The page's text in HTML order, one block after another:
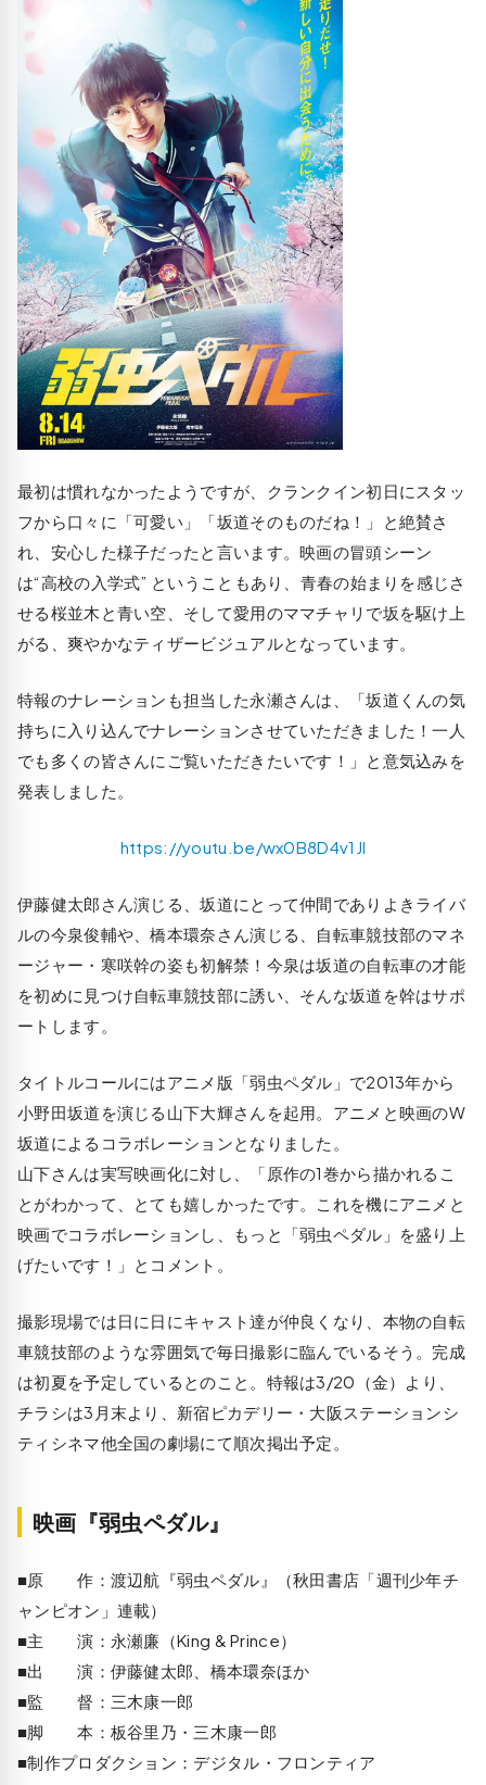
最初は慣れなかったようですが、クランクイン初日にスタッ
フから口々に「可愛い」「坂道そのものだね！」と絶賛さ
れ、安心した様子だったと言います。映画の冒頭シーン
は“高校の入学式” ということもあり、青春の始まりを感じさ
せる桜並木と青い空、そして愛用のママチャリで坂を駆け上
がる、爽やかなティザービジュアルとなっています。
特報のナレーションも担当した永瀬さんは、「坂道くんの気
持ちに入り込んでナレーションさせていただきました！一人
でも多くの皆さんにご覧いただきたいです！」と意気込みを
発表しました。
https://youtu.be/wx0B8D4v1JI
伊藤健太郎さん演じる、坂道にとって仲間でありよきライバ
ルの今泉俊輔や、橋本環奈さん演じる、自転車競技部のマネ
ージャー・寒咲幹の姿も初解禁！今泉は坂道の自転車の才能
を初めに見つけ自転車競技部に誘い、そんな坂道を幹はサポ
ートします。
タイトルコールにはアニメ版「弱虫ペダル」で2013年から
小野田坂道を演じる山下大輝さんを起用。アニメと映画のW
坂道によるコラボレーションとなりました。
山下さんは実写映画化に対し、「原作の1巻から描かれるこ
とがわかって、とても嬉しかったです。これを機にアニメと
映画でコラボレーションし、もっと「弱虫ペダル」を盛り上
げたいです！」とコメント。
撮影現場では日に日にキャスト達が仲良くなり、本物の自転
車競技部のような雰囲気で毎日撮影に臨んでいるそう。完成
は初夏を予定しているとのこと。特報は3/20（金）より、
チラシは3月末より、新宿ピカデリー・大阪ステーションシ
ティシネマ他全国の劇場にて順次掲出予定。
映画『弱虫ペダル』
■原 作：渡辺航『弱虫ペダル』（秋田書店「週刊少年チ
ャンピオン」連載）
■主 演：永瀬廉（King & Prince）
■出 演：伊藤健太郎、橋本環奈ほか
■監 督：三木康一郎
■脚 本：板谷里乃・三木康一郎
■制作プロダクション：デジタル・フロンティア